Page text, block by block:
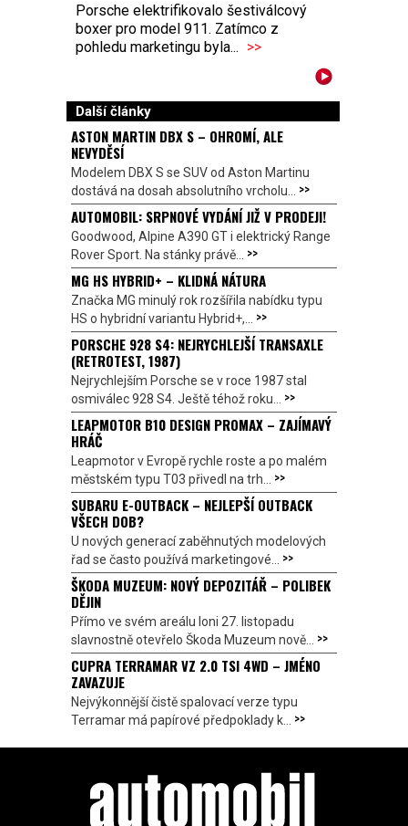
Porsche elektrifikovalo šestiválcový
boxer pro model 911. Zatímco z
pohledu marketingu byla... >>
Další články
ASTON MARTIN DBX S – OHROMÍ, ALE
NEVYDĚSÍ
Modelem DBX S se SUV od Aston Martinu
dostává na dosah absolutního vrcholu... >>
AUTOMOBIL: SRPNOVÉ VYDÁNÍ JIŽ V PRODEJI!
Goodwood, Alpine A390 GT i elektrický Range
Rover Sport. Na stánky právě... >>
MG HS HYBRID+ – KLIDNÁ NÁTURA
Značka MG minulý rok rozšířila nabídku typu
HS o hybridní variantu Hybrid+,... >>
PORSCHE 928 S4: NEJRYCHLEJŠÍ TRANSAXLE
(RETROTEST, 1987)
Nejrychlejším Porsche se v roce 1987 stal
osmiválec 928 S4. Ještě téhož roku... >>
LEAPMOTOR B10 DESIGN PROMAX – ZAJÍMAVÝ
HRÁČ
Leapmotor v Evropě rychle roste a po malém
městském typu T03 přivedl na trh... >>
SUBARU E-OUTBACK – NEJLEPŠÍ OUTBACK
VŠECH DOB?
U nových generací zaběhnutých modelových
řad se často používá marketingové... >>
ŠKODA MUZEUM: NOVÝ DEPOZITÁŘ – POLIBEK
DĚJIN
Přímo ve svém areálu loni 27. listopadu
slavnostně otevřelo Škoda Muzeum nově... >>
CUPRA TERRAMAR VZ 2.0 TSI 4WD – JMÉNO
ZAVAZUJE
Nejvýkonnější čistě spalovací verze typu
Terramar má papírové předpoklady k... >>